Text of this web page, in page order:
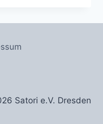
Satori e.V. Dresden